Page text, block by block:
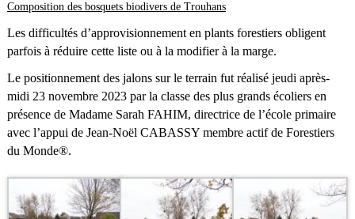
Composition des bosquets biodivers de Trouhans
Les difficultés d’approvisionnement en plants forestiers obligent
parfois à réduire cette liste ou à la modifier à la marge.
Le positionnement des jalons sur le terrain fut réalisé jeudi après-
midi 23 novembre 2023 par la classe des plus grands écoliers en
présence de Madame Sarah FAHIM, directrice de l’école primaire
avec l’appui de Jean-Noël CABASSY membre actif de Forestiers
du Monde®.